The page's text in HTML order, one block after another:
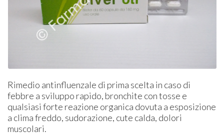
Rimedio antinfluenzale di prima scelta in caso di
febbre a sviluppo rapido, bronchite con tosse e
qualsiasi forte reazione organica dovuta a esposizione
a clima freddo, sudorazione, cute calda, dolori
muscolari.